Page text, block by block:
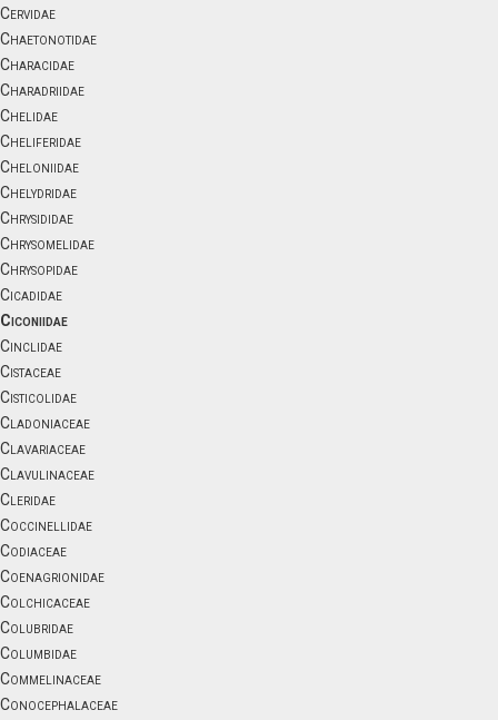
Cervidae
Chaetonotidae
Characidae
Charadriidae
Chelidae
Cheliferidae
Cheloniidae
Chelydridae
Chrysididae
Chrysomelidae
Chrysopidae
Cicadidae
Ciconiidae
Cinclidae
Cistaceae
Cisticolidae
Cladoniaceae
Clavariaceae
Clavulinaceae
Cleridae
Coccinellidae
Codiaceae
Coenagrionidae
Colchicaceae
Colubridae
Columbidae
Commelinaceae
Conocephalaceae